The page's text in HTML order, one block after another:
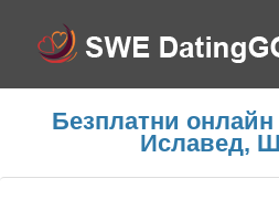
Безплатни онлайн
Иславед,